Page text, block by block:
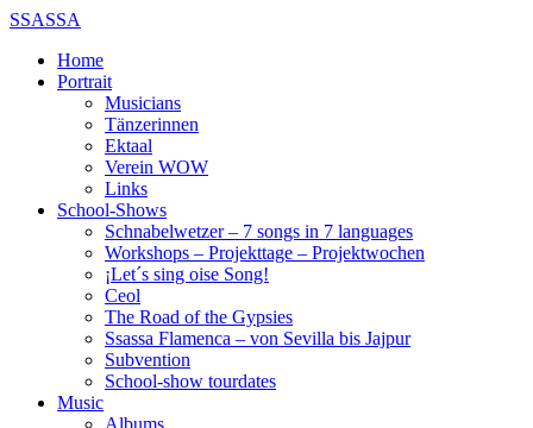
SSASSA
Home
Portrait
Musicians
Tänzerinnen
Ektaal
Verein WOW
Links
School-Shows
Schnabelwetzer – 7 songs in 7 languages
Workshops – Projekttage – Projektwochen
¡Let´s sing oise Song!
Ceol
The Road of the Gypsies
Ssassa Flamenca – von Sevilla bis Jajpur
Subvention
School-show tourdates
Music
Albums